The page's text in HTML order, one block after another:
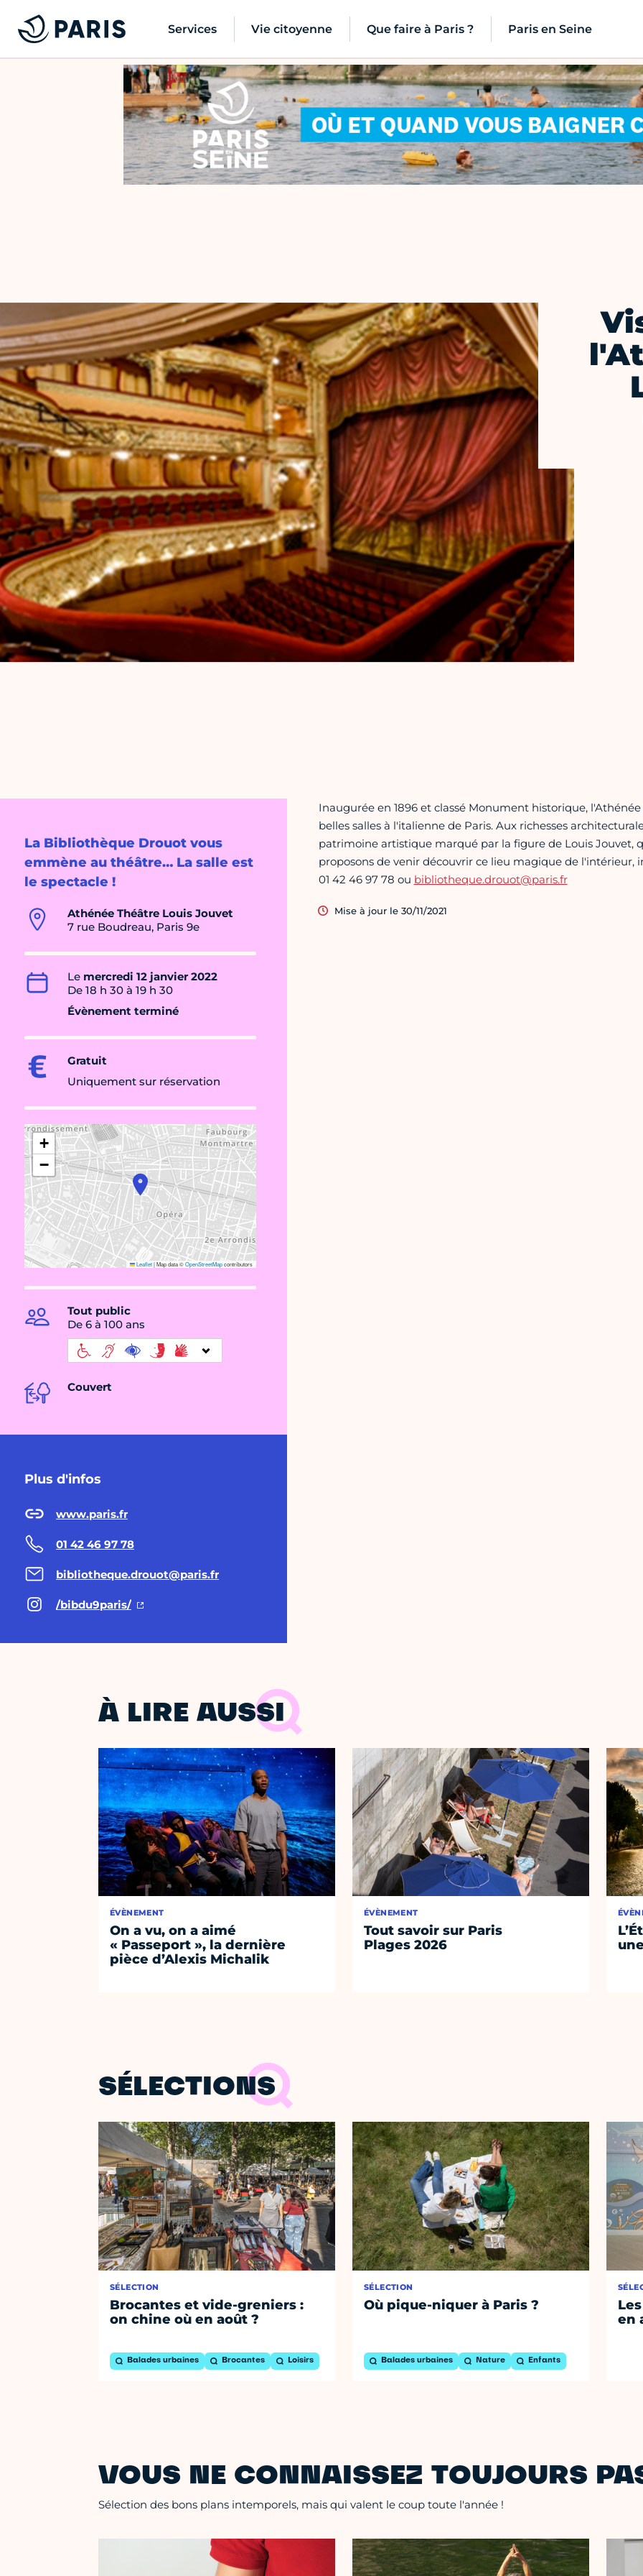
Services Vie citoyenne Que faire à Paris ? Paris en Seine
La Bibliothèque Drouot vous
emmène au théâtre… La salle est
le spectacle !
Athénée Théâtre Louis Jouvet
7 rue Boudreau, Paris 9e
Le mercredi 12 janvier 2022
De 18 h 30 à 19 h 30
Évènement terminé
Gratuit
Uniquement sur réservation
+
−
Leaflet|Map data ©OpenStreetMapcontributors
Tout public
De 6 à 100 ans
Couvert
Plus d'infos
www.paris.fr
01 42 46 97 78
bibliotheque.drouot@paris.fr
/bibdu9paris/
Inaugurée en 1896 et classé Monument historique,
belles salles à l'italienne de Paris. Aux richesses
patrimoine artistique marqué par la figure de Louis Jouvet,
proposons de venir découvrir ce lieu magique de l'intérieur,
01 42 46 97 78 ou bibliotheque.drouot@paris.fr
Mise à jour le 30/11/2021
À LIRE AUSSI
ÉVÈNEMENT
On a vu, on a aimé
« Passeport », la dernière
pièce d’Alexis Michalik
ÉVÈNEMENT
Tout savoir sur Paris
Plages 2026
SÉLECTIONS
SÉLECTION
Brocantes et vide-greniers :
on chine où en août ?
Balades urbaines Brocantes Loisirs
SÉLECTION
Où pique-niquer à Paris ?
Balades urbaines Nature Enfants
en
VOUS NE CONNAISSEZ TOUJOURS
Sélection des bons plans intemporels, mais qui valent le coup toute l'année !